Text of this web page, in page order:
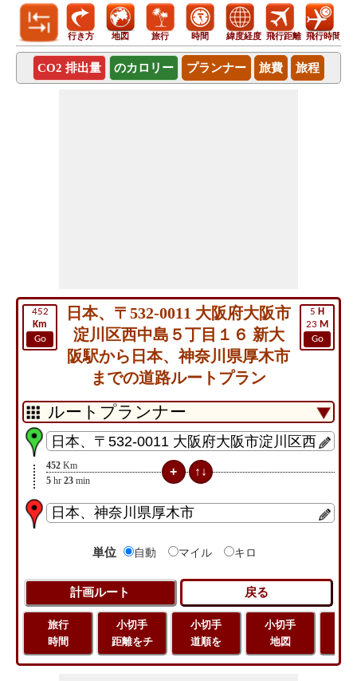
行き方 地図 旅行 時間 緯度経度 飛行距離 飛行時間
CO2 排出量 のカロリー プランナー 旅費 旅程
452
Km
Go
5 H
23 M
Go
日本、〒532-0011 大阪府大阪市
淀川区西中島５丁目１６ 新大
阪駅から日本、神奈川県厚木市
までの道路ルートプラン
452 Km
5 hr 23 min
単位 自動 マイル キロ
旅行
時間
小切手
距離をチ
小切手
道順を
小切手
地図